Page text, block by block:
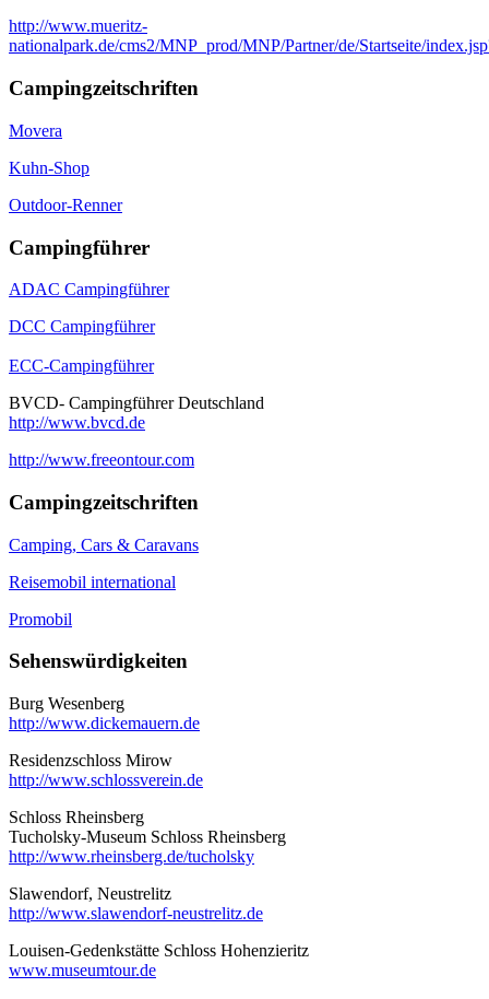
http://www.mueritz-
nationalpark.de/cms2/MNP_prod/MNP/Partner/de/Startseite/
Campingzeitschriften
Movera
Kuhn-Shop
Outdoor-Renner
Campingführer
ADAC Campingführer
DCC Campingführer
ECC-Campingführer
BVCD- Campingführer Deutschland
http://www.bvcd.de
http://www.freeontour.com
Campingzeitschriften
Camping, Cars & Caravans
Reisemobil international
Promobil
Sehenswürdigkeiten
Burg Wesenberg
http://www.dickemauern.de
Residenzschloss Mirow
http://www.schlossverein.de
Schloss Rheinsberg
Tucholsky-Museum Schloss Rheinsberg
http://www.rheinsberg.de/tucholsky
Slawendorf, Neustrelitz
http://www.slawendorf-neustrelitz.de
Louisen-Gedenkstätte Schloss Hohenzieritz
www.museumtour.de